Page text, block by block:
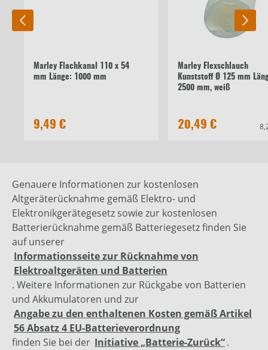
Marley Flachkanal 110 x 54
mm Länge: 1000 mm
9,49 €
Marley Flexschlauch
Kunststoff Ø 125 mm
2500 mm, weiß
20,49 €
Genauere Informationen zur kostenlosen
Altgeräterücknahme gemäß Elektro- und
Elektronikgerätegesetz sowie zur kostenlosen
Batterierücknahme gemäß Batteriegesetz finden Sie
auf unserer
Informationsseite zur Rücknahme von
Elektroaltgeräten und Batterien
. Weitere Informationen zur Rückgabe von Batterien
und Akkumulatoren und zur
Angabe zu den enthaltenen Kosten gemäß Artikel
56 Absatz 4 EU-Batterieverordnung
finden Sie bei der Initiative „Batterie-Zurück“.